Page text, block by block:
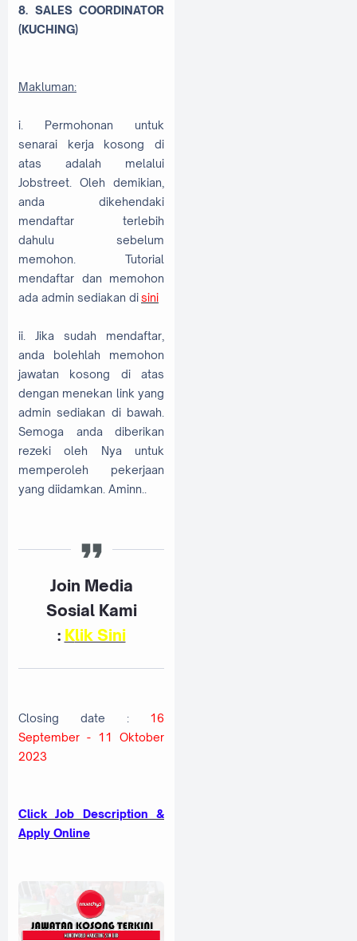
8. SALES COORDINATOR
(KUCHING)
Makluman:
i. Permohonan untuk
senarai kerja kosong di
atas adalah melalui
Jobstreet. Oleh demikian,
anda dikehendaki
mendaftar terlebih
dahulu sebelum
memohon. Tutorial
mendaftar dan memohon
ada admin sediakan disini
ii. Jika sudah mendaftar,
anda bolehlah memohon
jawatan kosong di atas
dengan menekan link yang
admin sediakan di bawah.
Semoga anda diberikan
rezeki oleh Nya untuk
memperoleh pekerjaan
yang diidamkan. Aminn..
Join Media
Sosial Kami
: Klik Sini
Closing date : 16
September - 11 Oktober
2023
Click Job Description &
Apply Online